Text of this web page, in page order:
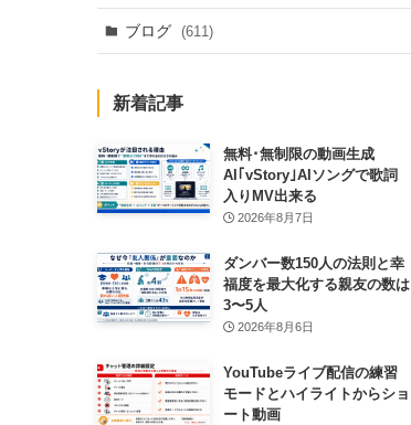
ブログ (611)
新着記事
無料･無制限の動画生成
AI｢vStory｣AIソングで歌詞
入りMV出来る
2026年8月7日
ダンバー数150人の法則と幸
福度を最大化する親友の数は
3〜5人
2026年8月6日
YouTubeライブ配信の練習
モードとハイライトからショ
ート動画